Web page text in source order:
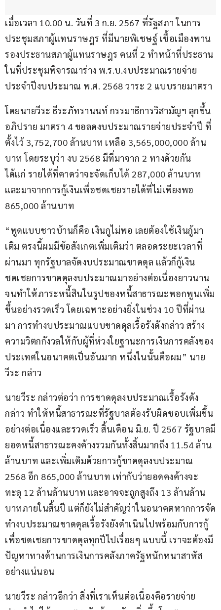
เมื่อเวลา 10.00 น. วันที่ 3 ก.ย. 2567 ที่รัฐสภา ในการ
ประชุมสภาผู้แทนราษฎร ที่มีนายพิเชษฐ์ เชื้อเมืองพาน
รองประธานสภาผู้แทนราษฎร คนที่ 2 ทำหน้าที่ประธาน
ในที่ประชุมพิจารณาร่าง พ.ร.บ.งบประมาณรายจ่าย
ประจำปีงบประมาณ พ.ศ. 2568 วาระ 2 แบบรายมาตรา
โดยนายวีระ ธีระภัทรานนท์ กรรมาธิการวิสามัญฯ ลุกขึ้น
อภิปราย มาตรา 4 ขอลดงบประมาณรายจ่ายประจำปี ที่
ตั้งไว้ 3,752,700 ล้านบาท เหลือ 3,565,000,000 ล้าน
บาท โดยระบุว่า งบ 2568 มีที่มาจาก 2 ทางด้วยกัน
ได้แก่ รายได้ที่คาดว่าจะจัดเก็บได้ 287,000 ล้านบาท
และมาจากการกู้เงินเพื่อชดเชยรายได้ที่ไม่เพียงพอ
865,000 ล้านบาท
“พูดแบบชาวบ้านก็คือ เงินกูไม่พอ เลยต้องใช้เงินกู้มา
เติม ตรงนี้ผมมีข้อสังเกตเพิ่มเติมว่า ตลอดระยะเวลาที่
ผ่านมา ทุกรัฐบาลจัดงบประมาณขาดดุล แล้วก็กู้เงิน
ชดเชยการขาดดุลงบประมาณมาอย่างต่อเนื่องยาวนาน
จนทำให้ภาระหนี้สินในรูปของหนี้สาธารณะพอกพูนเพิ่ม
ขึ้นอย่างรวดเร็ว โดยเฉพาะอย่างยิ่งในช่วง 10 ปีที่ผ่าน
มา การทำงบประมาณแบบขาดดุลเรื้อรังดังกล่าว สร้าง
ความวิตกกังวลให้กับผู้ที่ห่วงใยฐานะการเงินการคลังของ
ประเทศในอนาคตเป็นอันมาก หนึ่งในนั้นคือผม” นาย
วีระ กล่าว
นายวีระ กล่าวต่อว่า การขาดดุลงบประมาณเรื้อรังดัง
กล่าว ทำให้หนี้สาธารณะที่รัฐบาลต้องรับผิดชอบเพิ่มขึ้น
อย่างต่อเนื่องและรวดเร็ว สิ้นเดือน มิ.ย. ปี 2567 รัฐบาลมี
ยอดหนี้สาธารณะคงค้างรวมกันทั้งสิ้นมากถึง 11.54 ล้าน
ล้านบาท และเพิ่มเติมด้วยการกู้ขาดดุลงบประมาณ
2568 อีก 865,000 ล้านบาท เท่ากับว่ายอดคงค้างจะ
ทะลุ 12 ล้านล้านบาท และอาจจะถูกสูงถึง 13 ล้านล้าน
บาทภายในสิ้นปี แต่ก็ยังไม่สำคัญว่าในอนาคตหากการจัด
ทำงบประมาณขาดดุลเรื้อรังยังดำเนินไปพร้อมกับการกู้
เพื่อชดเชยการขาดดุลทุกปีไปเรื่อยๆ แบบนี้ เราจะต้องมี
ปัญหาทางด้านการเงินการคลังภาครัฐหนักหนาสาหัส
อย่างแน่นอน
นายวีระ กล่าวอีกว่า สิ่งที่เราเห็นต่อเนื่องคือรายจ่าย